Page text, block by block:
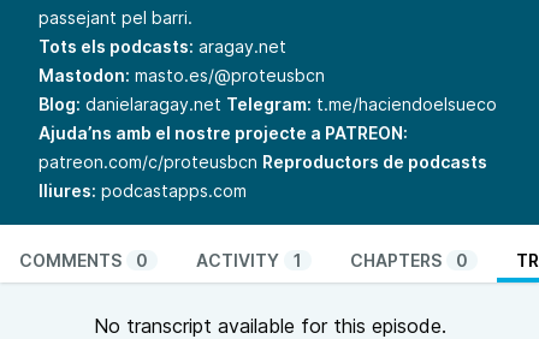
passejant pel barri.
Tots els podcasts: aragay.net
Mastodon: masto.es/@proteusbcn
Blog: danielaragay.net Telegram: t.me/haciendoelsueco
Ajuda’ns amb el nostre projecte a PATREON:
patreon.com/c/proteusbcn Reproductors de podcasts
lliures: podcastapps.com
COMMENTS 0 ACTIVITY 1 CHAPTERS 0
No transcript available for this episode.